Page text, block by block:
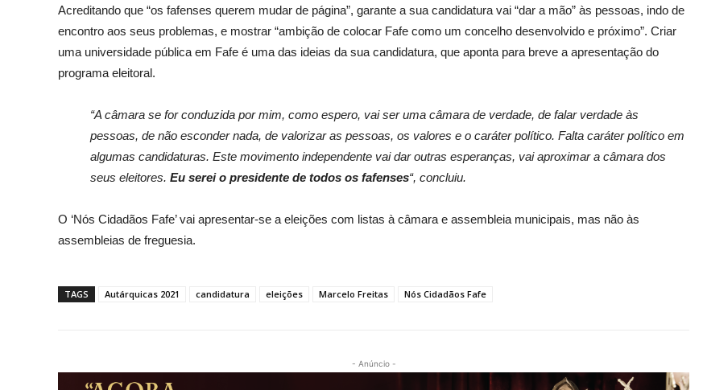
Acreditando que “os fafenses querem mudar de página”, garante a sua candidatura vai “dar a mão” às pessoas, indo de
encontro aos seus problemas, e mostrar “ambição de colocar Fafe como um concelho desenvolvido e próximo”. Criar
uma universidade pública em Fafe é uma das ideias da sua candidatura, que aponta para breve a apresentação do
programa eleitoral.
“A câmara se for conduzida por mim, como espero, vai ser uma câmara de verdade, de falar verdade às
pessoas, de não esconder nada, de valorizar as pessoas, os valores e o caráter político. Falta caráter político em
algumas candidaturas. Este movimento independente vai dar outras esperanças, vai aproximar a câmara dos
seus eleitores. Eu serei o presidente de todos os fafenses“, concluiu.
O ‘Nós Cidadãos Fafe’ vai apresentar-se a eleições com listas à câmara e assembleia municipais, mas não às
assembleias de freguesia.
TAGS Autárquicas 2021 candidatura eleições Marcelo Freitas Nós Cidadãos Fafe
- Anúncio -